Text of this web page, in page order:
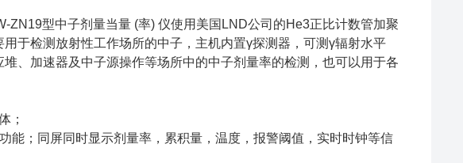
ZN19型中子剂量当量 (率) 仪使用美国LND公司的He3正比计数管加聚
于检测放射性工作场所的中子，主机内置γ探测器，可测γ辐射水平
、加速器及中子源操作等场所中的中子剂量率的检测，也可以用于各
；
能；同屏同时显示剂量率，累积量，温度，报警阈值，实时时钟等信